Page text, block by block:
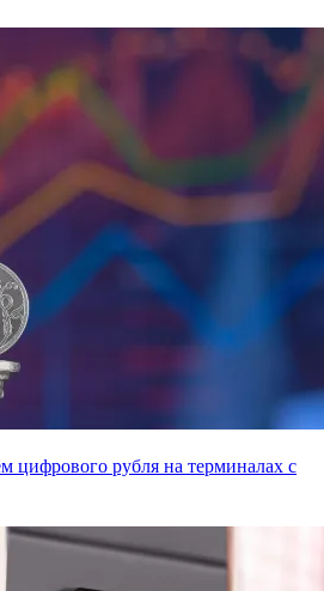
цифрового рубля на терминалах с